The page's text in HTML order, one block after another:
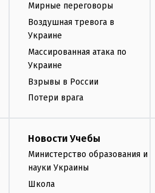
Мирные переговоры
Воздушная тревога в
Украине
Массированная атака по
Украине
Взрывы в России
Потери врага
Новости Учебы
Министерство образования и
науки Украины
Школа